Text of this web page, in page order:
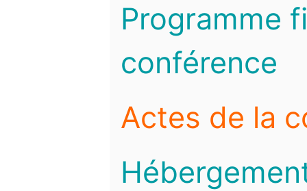
Programme
conférence
Actes de la